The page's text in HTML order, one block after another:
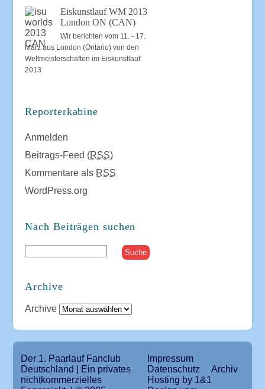
Eiskunstlauf WM 2013
London ON (CAN)
Wir berichten vom 11. - 17.
März aus London (Ontario) von den
Weltmeisterschaften im Eiskunstlauf
2013
Reporterkabine
Anmelden
Beitrags-Feed (RSS)
Kommentare als RSS
WordPress.org
Nach Beiträgen suchen
Archive
Archive
Der 1. Paarlauf Fanclub
Deutschland | Ein privates
nichtkommerzielles
Impressum
Datenschutz
Archiv
Hosting by 1&1